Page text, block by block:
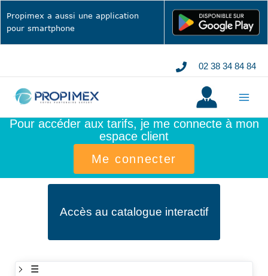
au
contenu
Propimex a aussi une application
pour smartphone
02 38 34 84 84
Pour accéder aux tarifs, je me connecte à mon
espace client
Me connecter
Accès au catalogue interactif
☰